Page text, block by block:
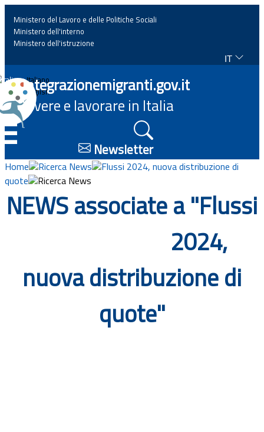
Home
News
Approfondimenti
Eventi
Normativa
Documenti
Ministero del Lavoro e delle Politiche Sociali
Ministero dell'interno
Ministero dell'istruzione
IT
Italiano
English
Integrazionemigranti.gov.it
Vivere e lavorare in Italia
Newsletter
Home Ricerca News
Flussi 2024, nuova distribuzione di
quote
Ricerca News
NEWS associate a "Flussi
2024,
nuova distribuzione di
quote"